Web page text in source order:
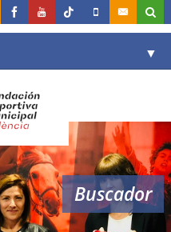
▼
▼
▼
Buscador